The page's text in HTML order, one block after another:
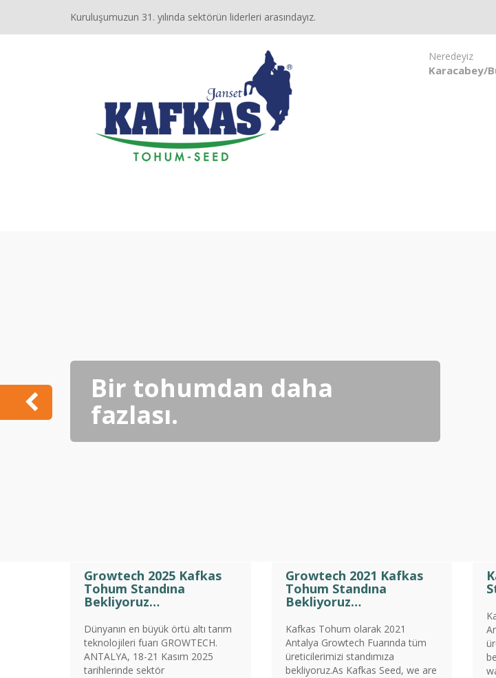
Kuruluşumuzun 31. yılında sektörün liderleri arasındayız.
Neredeyiz
Karacabey/
Bir tohumdan daha
fazlası.
Growtech 2025 Kafkas
Tohum Standına
Bekliyoruz…
Dünyanın en büyük örtü altı tarım
teknolojileri fuarı GROWTECH.
ANTALYA, 18-21 Kasım 2025
tarihlerinde sektör
Growtech 2021 Kafkas
Tohum Standına
Bekliyoruz…
Kafkas Tohum olarak 2021
Antalya Growtech Fuarında tüm
üreticilerimizi standımıza
bekliyoruz.As Kafkas Seed, we are